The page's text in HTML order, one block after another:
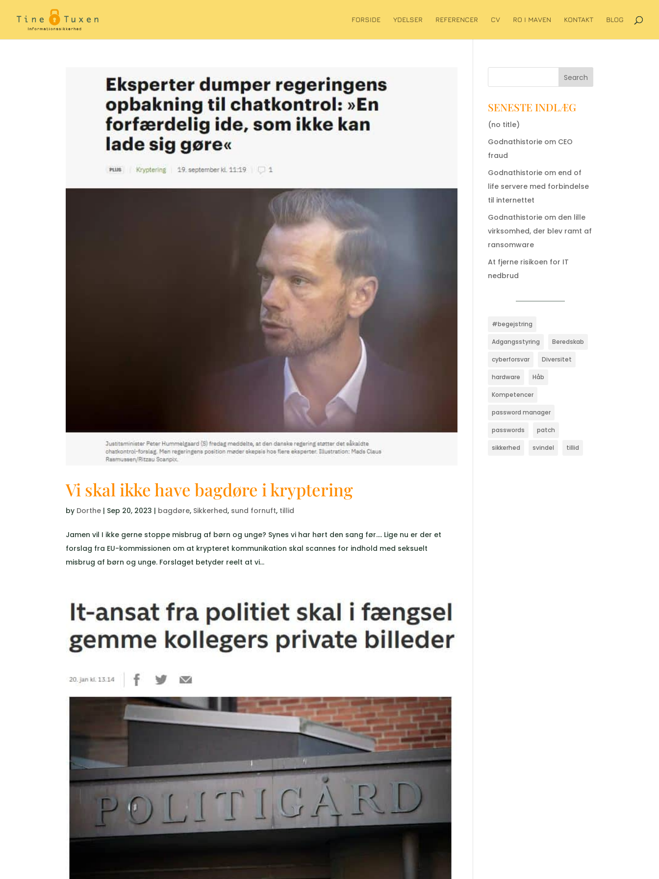
FORSIDE YDELSER REFERENCER CV RO I MAVEN KONTAKT BLOG
Vi skal ikke have bagdøre i kryptering
by Dorthe | Sep 20, 2023 | bagdøre, Sikkerhed, sund fornuft, tillid
Jamen vil I ikke gerne stoppe misbrug af børn og unge? Synes vi har hørt den sang før…. Lige nu er der et
forslag fra EU-kommissionen om at krypteret kommunikation skal scannes for indhold med seksuelt
misbrug af børn og unge. Forslaget betyder reelt at vi...
Search
SENESTE INDLÆG
(no title)
Godnathistorie om CEO
fraud
Godnathistorie om end of
life servere med forbindelse
til internettet
Godnathistorie om den lille
virksomhed, der blev ramt af
ransomware
At fjerne risikoen for IT
nedbrud
#begejstring
Adgangsstyring Beredskab
cyberforsvar Diversitet
hardware Håb
Kompetencer
password manager
passwords patch
sikkerhed svindel tillid